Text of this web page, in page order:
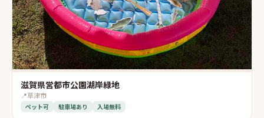
滋賀県営都市公園湖岸緑地
📍草津市
ペット可 駐車場あり 入場無料